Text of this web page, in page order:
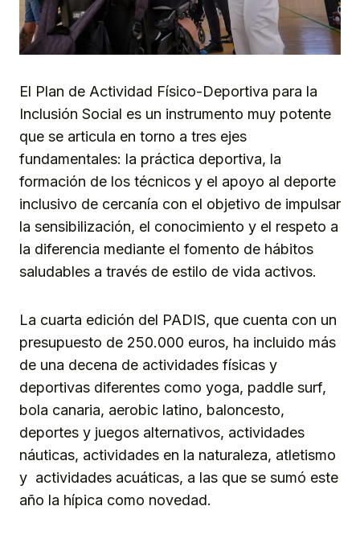
El Plan de Actividad Físico-Deportiva para la
Inclusión Social es un instrumento muy potente
que se articula en torno a tres ejes
fundamentales: la práctica deportiva, la
formación de los técnicos y el apoyo al deporte
inclusivo de cercanía con el objetivo de impulsar
la sensibilización, el conocimiento y el respeto a
la diferencia mediante el fomento de hábitos
saludables a través de estilo de vida activos.
La cuarta edición del PADIS, que cuenta con un
presupuesto de 250.000 euros, ha incluido más
de una decena de actividades físicas y
deportivas diferentes como yoga, paddle surf,
bola canaria, aerobic latino, baloncesto,
deportes y juegos alternativos, actividades
náuticas, actividades en la naturaleza, atletismo
y actividades acuáticas, a las que se sumó este
año la hípica como novedad.